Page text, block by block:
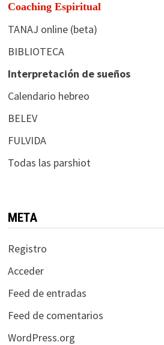
Coaching Espiritual
TANAJ online (beta)
BIBLIOTECA
Interpretación de sueños
Calendario hebreo
BELEV
FULVIDA
Todas las parshiot
META
Registro
Acceder
Feed de entradas
Feed de comentarios
WordPress.org